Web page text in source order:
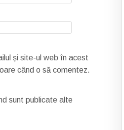
și site-ul web în acest
când o să comentez.
sunt publicate alte